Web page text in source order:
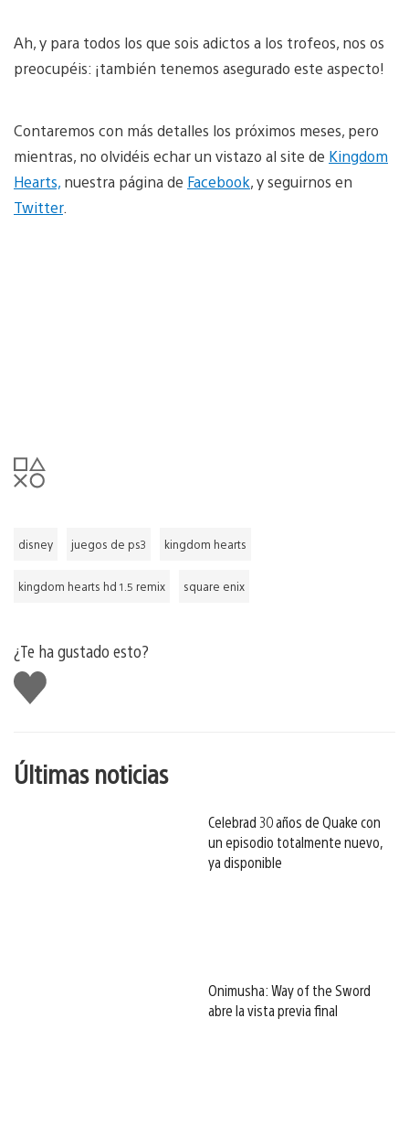
Ah, y para todos los que sois adictos a los trofeos, nos os
preocupéis: ¡también tenemos asegurado este aspecto!
Contaremos con más detalles los próximos meses, pero
mientras, no olvidéis echar un vistazo al site de Kingdom
Hearts, nuestra página de Facebook, y seguirnos en
Twitter.
disney juegos de ps3 kingdom hearts
kingdom hearts hd 1.5 remix square enix
¿Te ha gustado esto?
Me
gusta
Últimas noticias
Celebrad 30 años de Quake con
un episodio totalmente nuevo,
ya disponible
Onimusha: Way of the Sword
abre la vista previa final